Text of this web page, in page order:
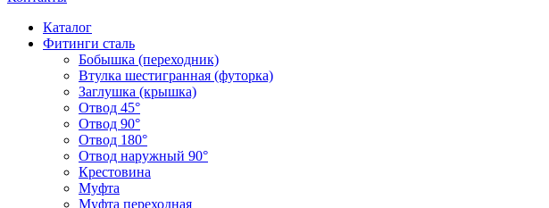
Каталог
Фитинги сталь
Бобышка (переходник)
Втулка шестигранная (футорка)
Заглушка (крышка)
Отвод 45°
Отвод 90°
Отвод 180°
Отвод наружный 90°
Крестовина
Муфта
Муфта переходная